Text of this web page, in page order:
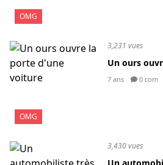
OMG
OMG
3,231 vues
Un ours
7 ans 0 com
3,430 vues